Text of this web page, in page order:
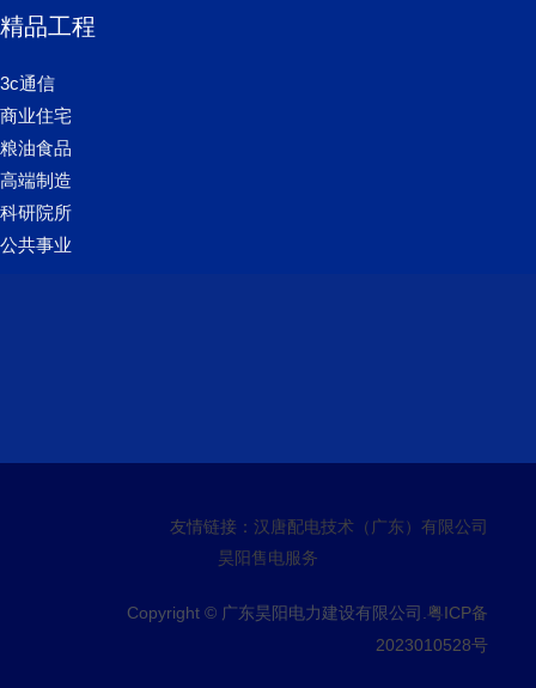
精品工程
3c通信
商业住宅
粮油食品
高端制造
科研院所
公共事业
友情链接： 汉唐配电技术（广东）有限公司
昊阳售电服务
Copyright © 广东昊阳电力建设有限公司.粤ICP备
2023010528号